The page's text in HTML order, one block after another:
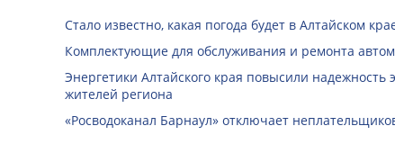
Стало известно, какая погода будет в Алтайском
Комплектующие для обслуживания и ремонта
Энергетики Алтайского края повысили надежность
жителей региона
«Росводоканал Барнаул» отключает